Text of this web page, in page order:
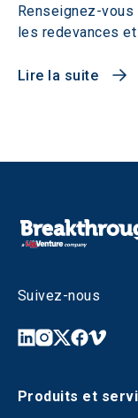
Renseignez-
les redevances
Lire la suite
Suivez-nous
Produits et